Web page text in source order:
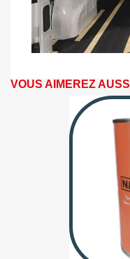
VOUS AIMEREZ AUSSI